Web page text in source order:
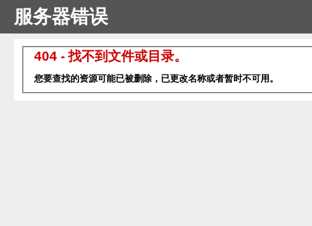
服务器错误
404 - 找不到文件或目录。
您要查找的资源可能已被删除，已更改名称或者暂时不可用。